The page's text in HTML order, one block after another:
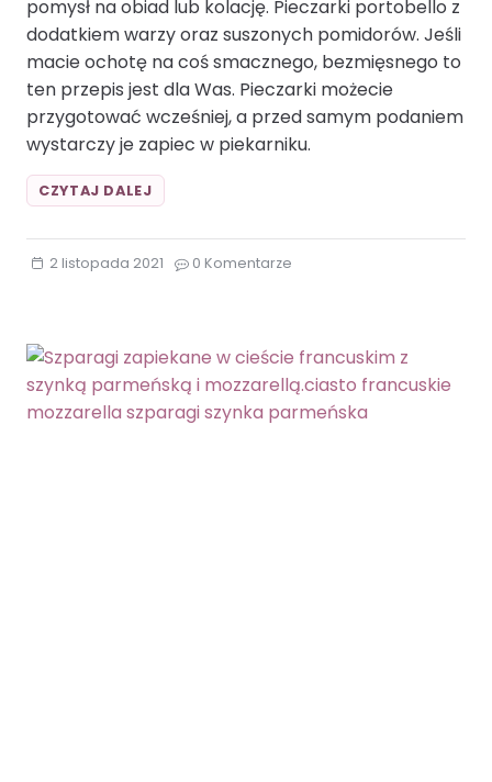
pomysł na obiad lub kolację. Pieczarki portobello z
dodatkiem warzy oraz suszonych pomidorów. Jeśli
macie ochotę na coś smacznego, bezmięsnego to
ten przepis jest dla Was. Pieczarki możecie
przygotować wcześniej, a przed samym podaniem
wystarczy je zapiec w piekarniku.
CZYTAJ DALEJFASZEROWANE
PIECZARKI
MOZZARELLA
POMIDORY
SUSZONE
POMIDORY
2 listopada 2021 0 Komentarze